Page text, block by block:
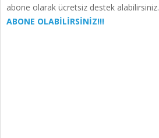
abone olarak ücretsiz destek alabilirsiniz.
ABONE OLABİLİRSİNİZ!!!